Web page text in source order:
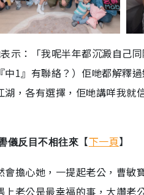
示：「我呢半年都沉澱自己
1』有聯絡？）佢哋都解釋
，各有選擇，佢哋講咩我就
儀反目不相往來 【下一頁】
擔心她，一提起老公，曹敏
老公是最幸福的事，大讚老